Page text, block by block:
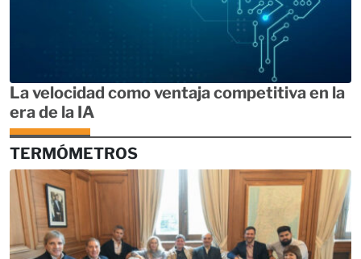
La velocidad como ventaja competitiva en la
era de la IA
TERMÓMETROS